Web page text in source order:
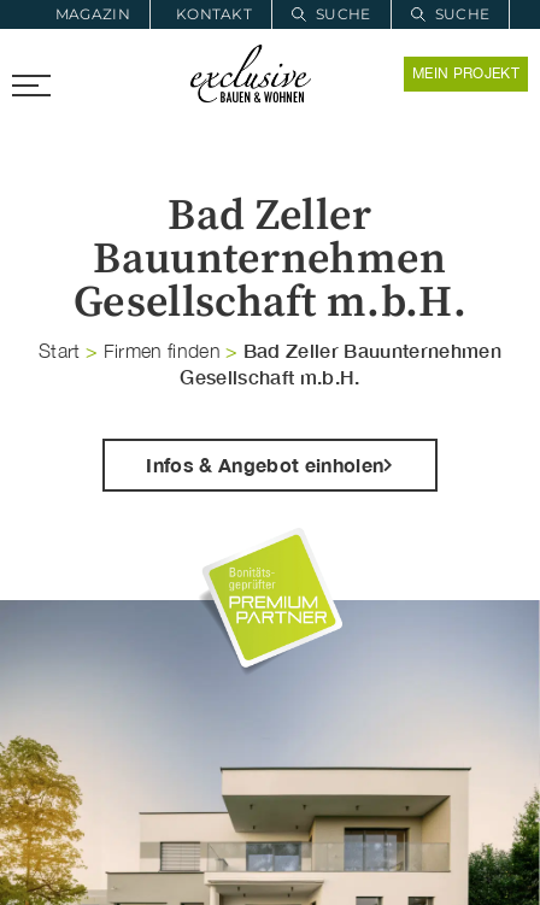
MAGAZIN KONTAKT SUCHE
SUCHE
PROARCHITEC PROINSTALL MEIN PROJEKT
Bad Zeller
Bauunternehmen
Gesellschaft m.b.H.
Start > Firmen finden > Bad Zeller Bauunternehmen
Gesellschaft m.b.H.
Infos & Angebot einholen